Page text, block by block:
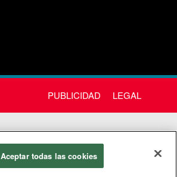
PUBLICIDAD LEGAL
Aceptar todas las cookies